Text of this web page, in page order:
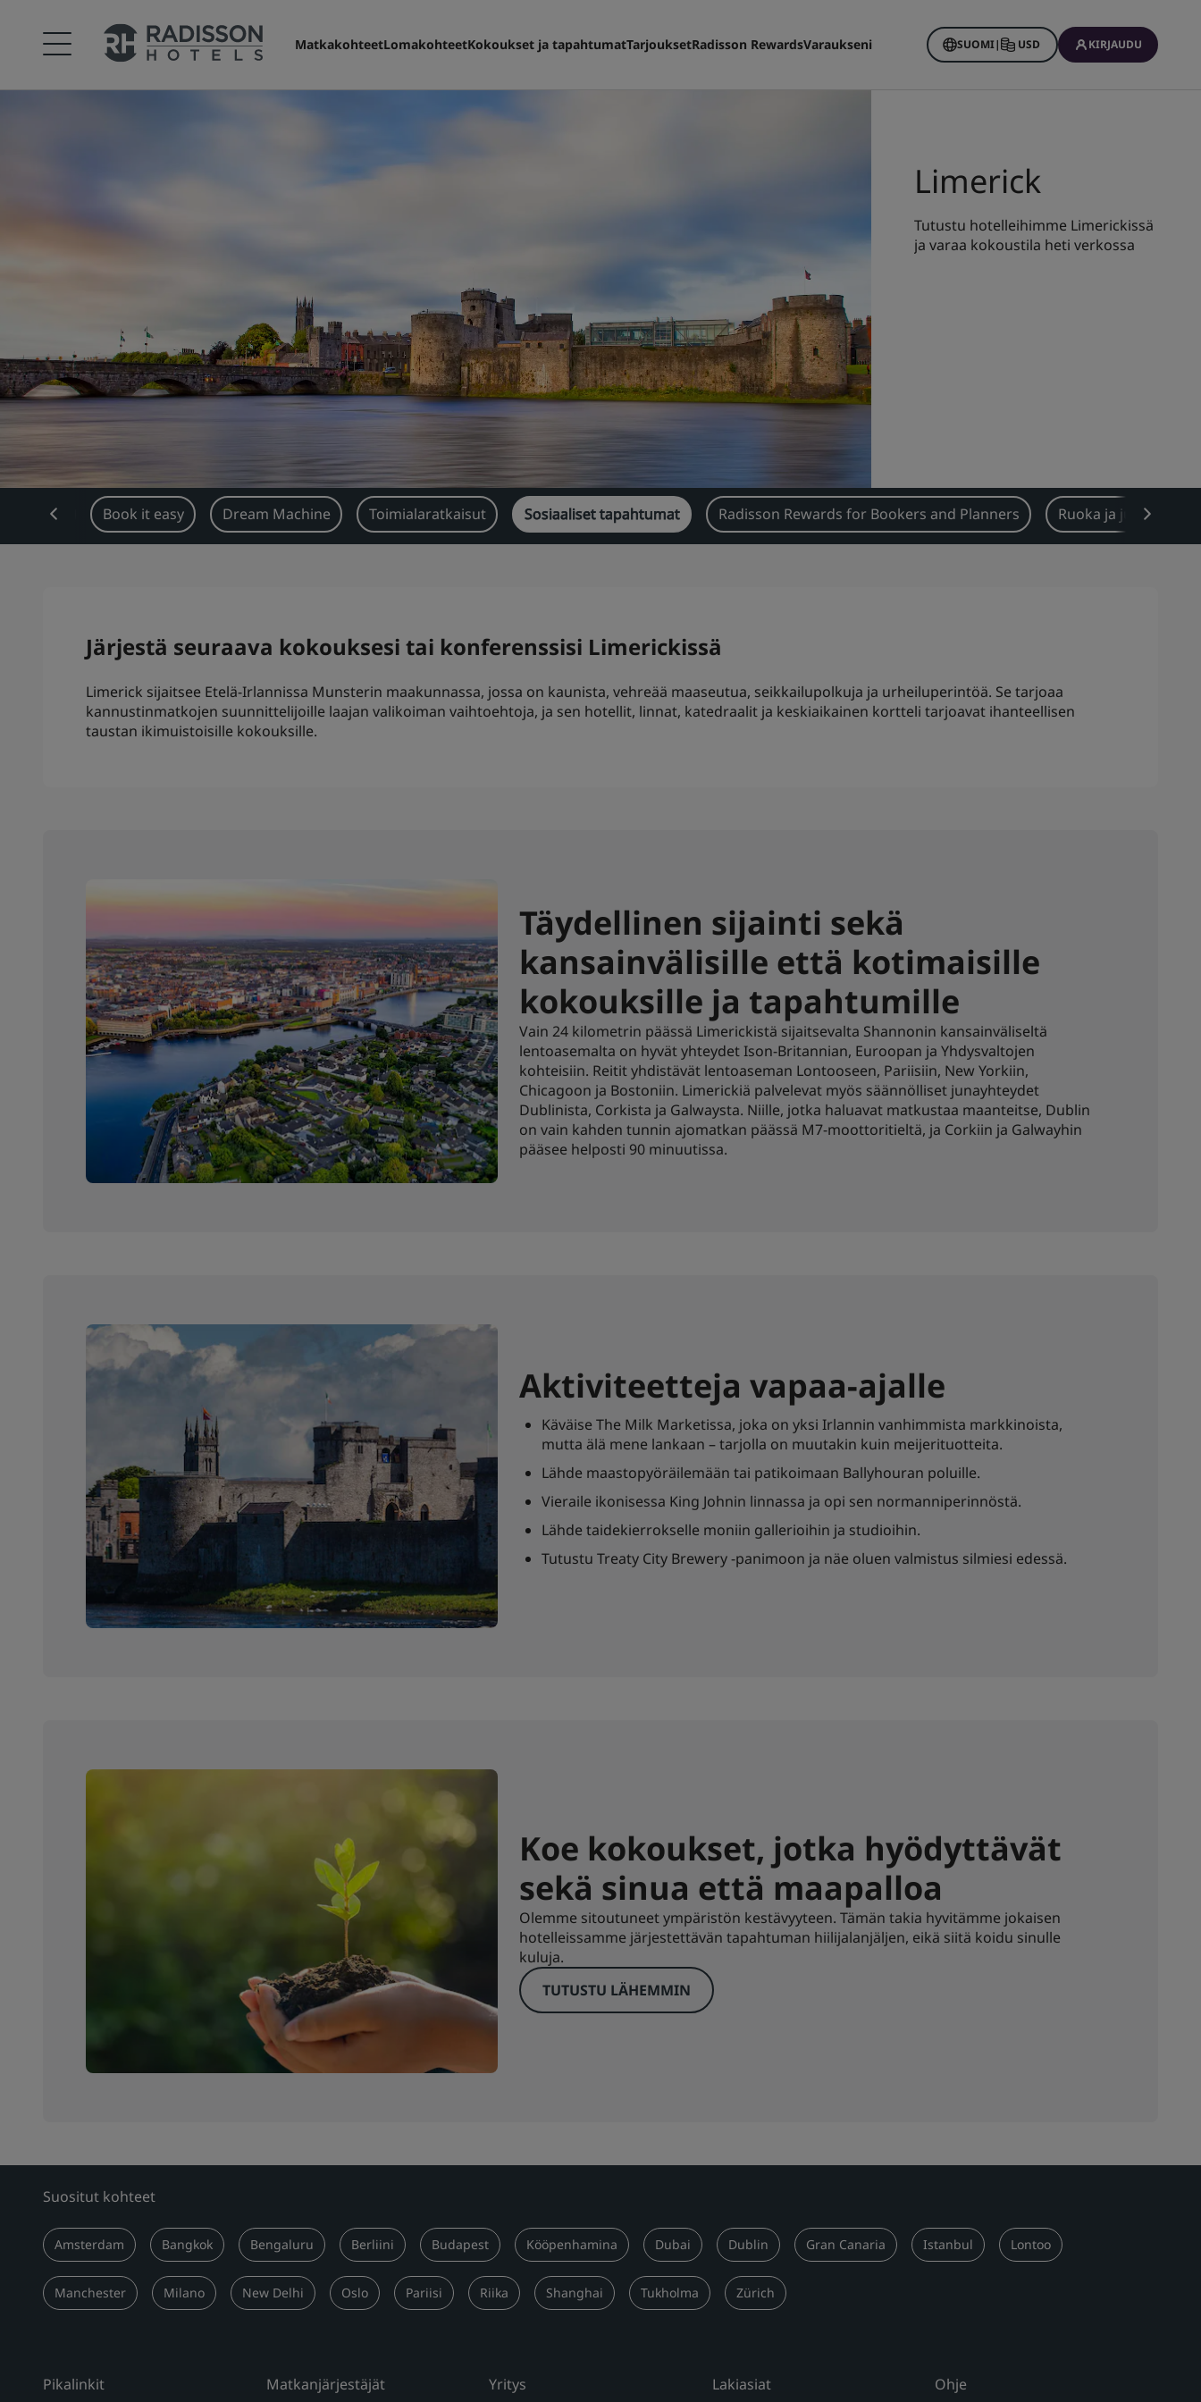
MatkakohteetLomakohteetKokoukset ja tapahtumatTarjouksetRadisson RewardsVaraukseni SUOMI| USD KIRJAUDU
Limerick
Tutustu hotelleihimme Limerickissä
ja varaa kokoustila heti verkossa
Book it easy Dream Machine Toimialaratkaisut Sosiaaliset tapahtumat Radisson Rewards for Bookers and Planners Ruoka ja juoma
Järjestä seuraava kokouksesi tai konferenssisi Limerickissä
Limerick sijaitsee Etelä-Irlannissa Munsterin maakunnassa, jossa on kaunista, vehreää maaseutua, seikkailupolkuja ja urheiluperintöä. Se tarjoaa
kannustinmatkojen suunnittelijoille laajan valikoiman vaihtoehtoja, ja sen hotellit, linnat, katedraalit ja keskiaikainen kortteli tarjoavat ihanteellisen
taustan ikimuistoisille kokouksille.
Täydellinen sijainti sekä
kansainvälisille että kotimaisille
kokouksille ja tapahtumille
Vain 24 kilometrin päässä Limerickistä sijaitsevalta Shannonin kansainväliseltä
lentoasemalta on hyvät yhteydet Ison-Britannian, Euroopan ja Yhdysvaltojen
kohteisiin. Reitit yhdistävät lentoaseman Lontooseen, Pariisiin, New Yorkiin,
Chicagoon ja Bostoniin. Limerickiä palvelevat myös säännölliset junayhteydet
Dublinista, Corkista ja Galwaysta. Niille, jotka haluavat matkustaa maanteitse, Dublin
on vain kahden tunnin ajomatkan päässä M7-moottoritieltä, ja Corkiin ja Galwayhin
pääsee helposti 90 minuutissa.
Aktiviteetteja vapaa-ajalle
Käväise The Milk Marketissa, joka on yksi Irlannin vanhimmista markkinoista,
mutta älä mene lankaan – tarjolla on muutakin kuin meijerituotteita.
Lähde maastopyöräilemään tai patikoimaan Ballyhouran poluille.
Vieraile ikonisessa King Johnin linnassa ja opi sen normanniperinnöstä.
Lähde taidekierrokselle moniin gallerioihin ja studioihin.
Tutustu Treaty City Brewery -panimoon ja näe oluen valmistus silmiesi edessä.
Koe kokoukset, jotka hyödyttävät
sekä sinua että maapalloa
Olemme sitoutuneet ympäristön kestävyyteen. Tämän takia hyvitämme jokaisen
hotelleissamme järjestettävän tapahtuman hiilijalanjäljen, eikä siitä koidu sinulle
kuluja.
TUTUSTU LÄHEMMIN
Suositut kohteet
Amsterdam Bangkok Bengaluru Berliini Budapest Kööpenhamina Dubai Dublin Gran Canaria Istanbul Lontoo
Manchester Milano New Delhi Oslo Pariisi Riika Shanghai Tukholma Zürich
Pikalinkit Matkanjärjestäjät Yritys Lakiasiat Ohje